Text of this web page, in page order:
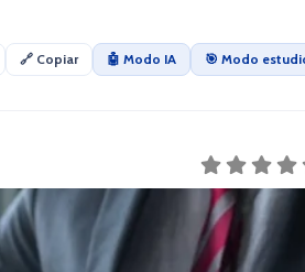
🔗 Copiar 🤖 Modo IA 🎯 Modo